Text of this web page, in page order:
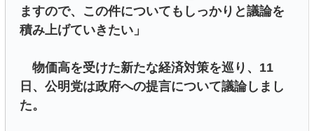
ますので、この件についてもしっかりと議論を
積み上げていきたい」
物価高を受けた新たな経済対策を巡り、11
日、公明党は政府への提言について議論しまし
た。